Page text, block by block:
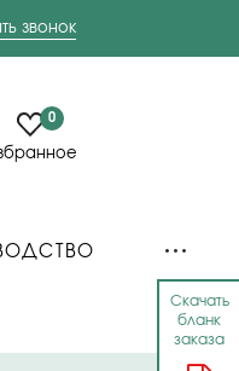
Скачать
бланк
заказа
звонок
0